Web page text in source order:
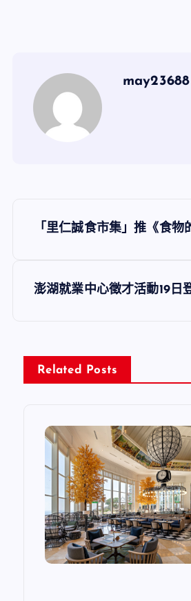
may23688
文
導
「里仁誠食市集」推《食
澎湖就業中心徵才活動19日
Related Posts